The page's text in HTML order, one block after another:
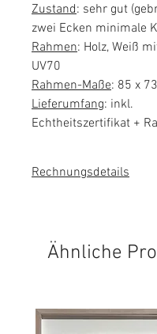
Zustand: sehr gut
zwei Ecken minimale
Rahmen: Holz, Weiß
UV70
Rahmen-Maße: 85 x
Lieferumfang: inkl.
Echtheitszertifikat +
Rechnungsdetails
keine Umsatzsteuer auf
Rechnung ausgewiesen.
Ähnliche